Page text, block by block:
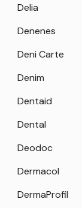
Delia
Denenes
Deni Carte
Denim
Dentaid
Dental
Deodoc
Dermacol
DermaProfil